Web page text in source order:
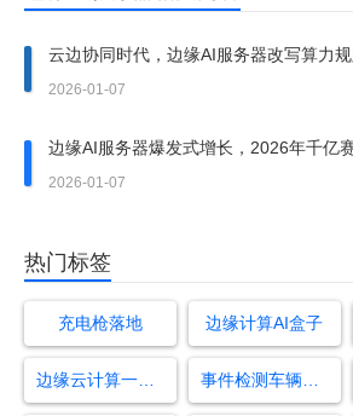
云边协同时代，边缘AI服务器改写算力规
2026-01-07
边缘AI服务器爆发式增长，2026年千亿
2026-01-07
热门标签
充电枪落地 边缘计算AI盒子